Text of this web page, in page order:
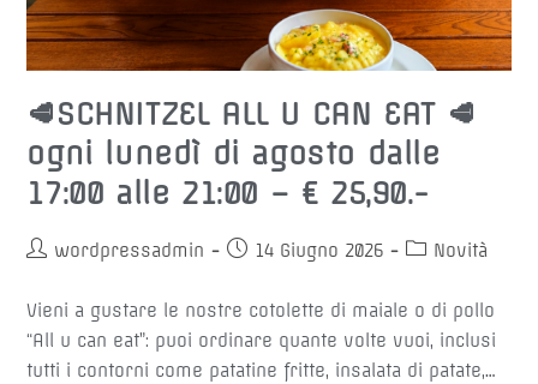
🥩SCHNITZEL ALL U CAN EAT 🥩
ogni lunedì di agosto dalle
17:00 alle 21:00 – € 25,90.-
Autorewordpressadmin
Articolo
14 Giugno 2026
Categoria
Novità
Vieni a gustare le nostre cotolette di maiale o di pollo
“All u can eat”: puoi ordinare quante volte vuoi, inclusi
tutti i contorni come patatine fritte, insalata di patate,…